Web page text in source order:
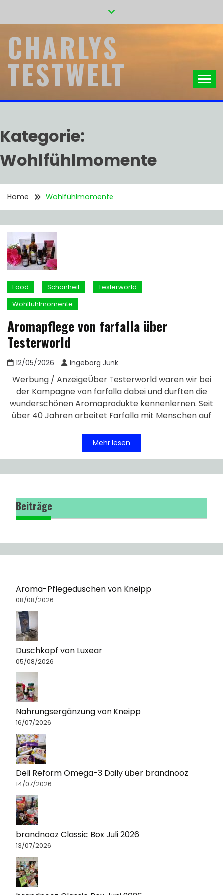
CHARLYS
TESTWELT
Kategorie:
Wohlfühlmomente
Home Wohlfühlmomente
Food Schönheit
Testerworld
Wohlfühlmomente
Aromapflege von farfalla über
Testerworld
12/05/2026 Ingeborg Junk
Werbung / AnzeigeÜber Testerworld waren wir bei
der Kampagne von farfalla dabei und durften die
wunderschönen Aromaprodukte kennenlernen. Seit
über 40 Jahren arbeitet Farfalla mit Menschen auf
Mehr lesen
Beiträge
Aroma-Pflegeduschen von Kneipp
08/08/2026
Duschkopf von Luxear
05/08/2026
Nahrungsergänzung von Kneipp
16/07/2026
Deli Reform Omega-3 Daily über brandnooz
14/07/2026
brandnooz Classic Box Juli 2026
13/07/2026